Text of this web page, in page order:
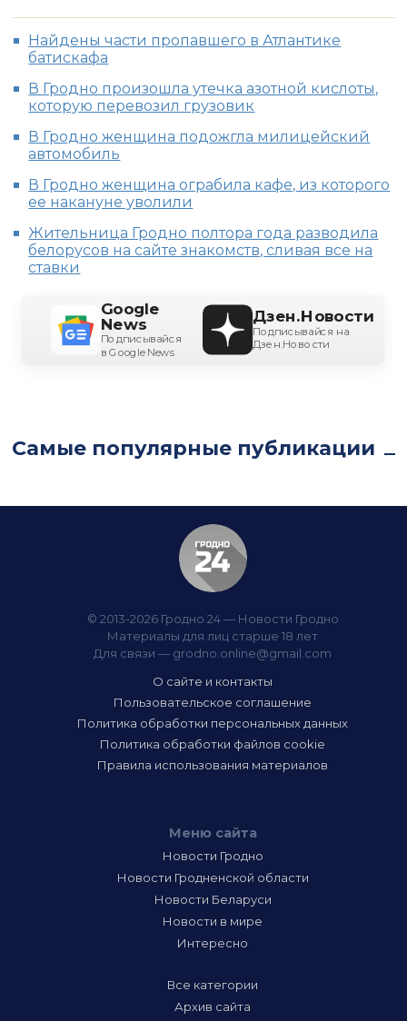
Найдены части пропавшего в Атлантике
батискафа
В Гродно произошла утечка азотной кислоты,
которую перевозил грузовик
В Гродно женщина подожгла милицейский
автомобиль
В Гродно женщина ограбила кафе, из которого
ее накануне уволили
Жительница Гродно полтора года разводила
белорусов на сайте знакомств, сливая все на
ставки
Google
News
Подписывайся
в Google News
Дзен.Новости
Подписывайся на
Дзен.Новости
Самые популярные публикации
© 2013-2026 Гродно 24 — Новости Гродно
Материалы для лиц старше 18 лет
Для связи — grodno.online@gmail.com
О сайте и контакты
Пользовательское соглашение
Политика обработки персональных данных
Политика обработки файлов cookie
Правила использования материалов
Меню сайта
Новости Гродно
Новости Гродненской области
Новости Беларуси
Новости в мире
Интересно
Все категории
Архив сайта